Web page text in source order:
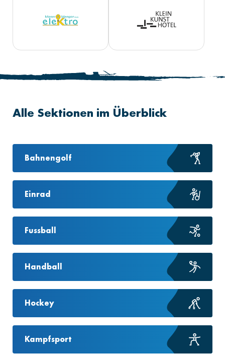
Alle Sektionen im Überblick
Bahnengolf
Einrad
Fussball
Handball
Hockey
Kampfsport